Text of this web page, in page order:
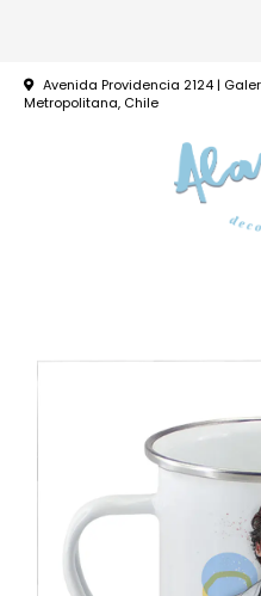
Avenida Providencia 2124 |
Metropolitana, Chile